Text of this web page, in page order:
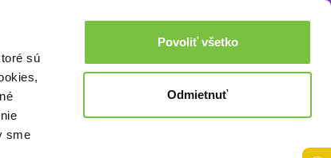
sú
sme
Povoliť všetko
Odmietnuť
Prihlásenie 0,00€
Akcie a zľavy